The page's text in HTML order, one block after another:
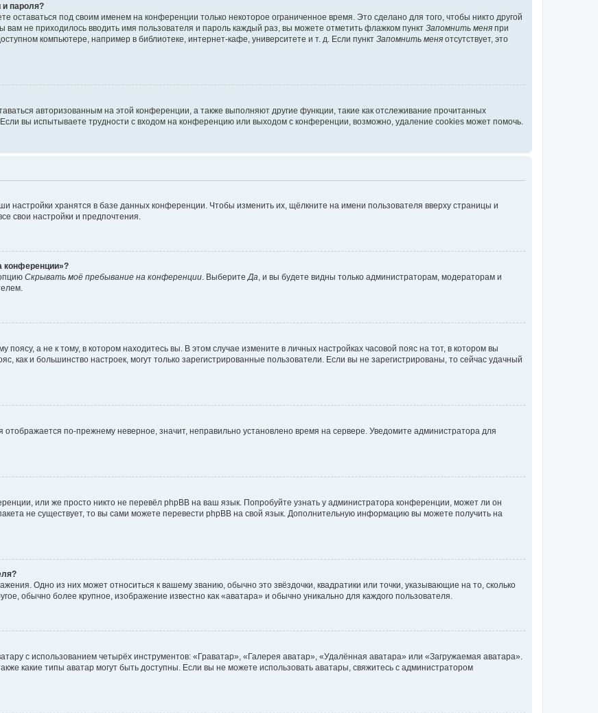
и пароля?
оставаться под своим именем на конференции только некоторое ограниченное время. Это сделано для того, чтобы никто другой
вам не приходилось вводить имя пользователя и пароль каждый раз, вы можете отметить флажком пункт Запомнить меня при
компьютере, например в библиотеке, интернет-кафе, университете и т. д. Если пункт Запомнить меня отсутствует, это
авторизованным на этой конференции, а также выполняют другие функции, такие как отслеживание прочитанных
вы испытываете трудности с входом на конференцию или выходом с конференции, возможно, удаление cookies может помочь.
настройки хранятся в базе данных конференции. Чтобы изменить их, щёлкните на имени пользователя вверху страницы и
свои настройки и предпочтения.
конференции»?
Скрывать моё пребывание на конференции . Выберите Да , и вы будете видны только администраторам, модераторам и
а не к тому, в котором находитесь вы. В этом случае измените в личных настройках часовой пояс на тот, в котором вы
как и большинство настроек, могут только зарегистрированные пользователи. Если вы не зарегистрированы, то сейчас удачный
по-прежнему неверное, значит, неправильно установлено время на сервере. Уведомите администратора для
или же просто никто не перевёл phpBB на ваш язык. Попробуйте узнать у администратора конференции, может ли он
не существует, то вы сами можете перевести phpBB на свой язык. Дополнительную информацию вы можете получить на
Одно из них может относиться к вашему званию, обычно это звёздочки, квадратики или точки, указывающие на то, сколько
обычно более крупное, изображение известно как «аватара» и обычно уникально для каждого пользователя.
с использованием четырёх инструментов: «Граватар», «Галерея аватар», «Удалённая аватара» или «Загружаемая аватара».
какие типы аватар могут быть доступны. Если вы не можете использовать аватары, свяжитесь с администратором